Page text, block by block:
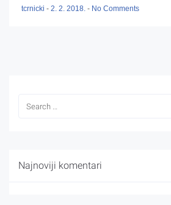
tcrnicki - 2. 2. 2018. - No Comments
Najnoviji komentari